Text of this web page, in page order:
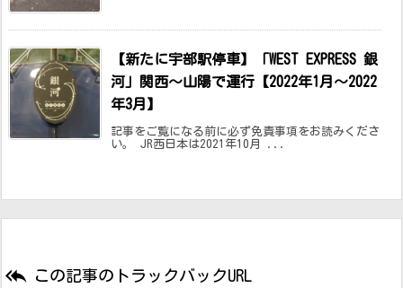
【新たに宇部駅停車】「WEST EXPRESS 銀
河」関西～山陽で運行【2022年1月～2022
年3月】
記事をご覧になる前に必ず免責事項をお読みくださ
い。 JR西日本は2021年10月 ...
 この記事のトラックバックURL